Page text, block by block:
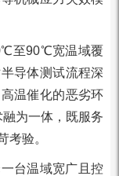
至90℃宽温域覆
导体测试流程深
温催化的恶劣环
为一体，既服务
考验。
台温域宽广且控